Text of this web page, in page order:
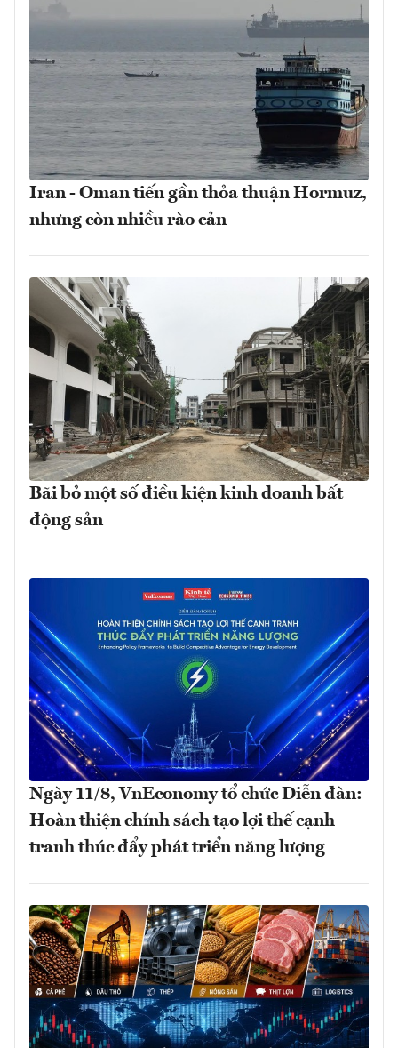
Iran - Oman tiến gần thỏa thuận Hormuz,
nhưng còn nhiều rào cản
Bãi bỏ một số điều kiện kinh doanh bất
động sản
Ngày 11/8, VnEconomy tổ chức Diễn đàn:
Hoàn thiện chính sách tạo lợi thế cạnh
tranh thúc đẩy phát triển năng lượng